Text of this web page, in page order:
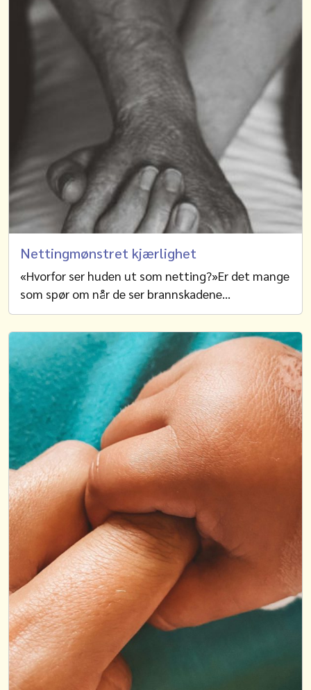
Nettingmønstret kjærlighet
«Hvorfor ser huden ut som netting?»Er det mange
som spør om når de ser brannskadene…